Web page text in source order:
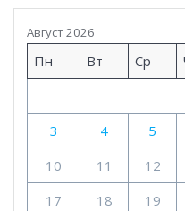
Август 2026
Пн Вт Ср
3
4 5
10
11 12
17
18 19